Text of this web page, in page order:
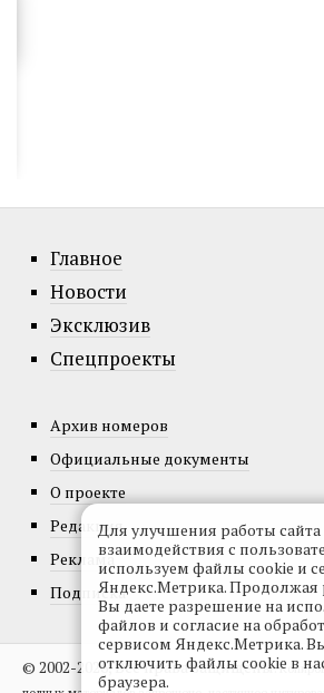
Главное
Новости
Эксклюзив
Спецпроекты
Архив номеров
Официальные документы
О проекте
Редакция
Реклама
Подписка
© 2002-2026, Все права защищены.
Для улучшения работы сайта
взаимодействия с
используем файлы cookie и
Яндекс.Метрика. Продолжая
Вы даете разрешение на
файлов и согласие на
сервисом Яндекс.Метрика.
отключить файлы cookie в
браузера.